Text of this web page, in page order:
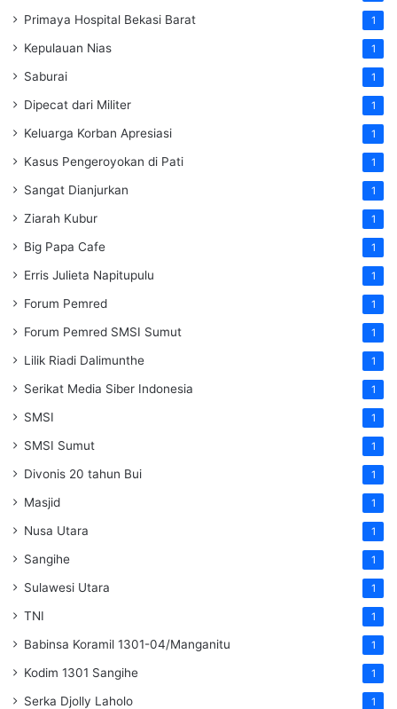
Primaya Hospital Bekasi Barat 1
Kepulauan Nias 1
Saburai 1
Dipecat dari Militer 1
Keluarga Korban Apresiasi 1
Kasus Pengeroyokan di Pati 1
Sangat Dianjurkan 1
Ziarah Kubur 1
Big Papa Cafe 1
Erris Julieta Napitupulu 1
Forum Pemred 1
Forum Pemred SMSI Sumut 1
Lilik Riadi Dalimunthe 1
Serikat Media Siber Indonesia 1
SMSI 1
SMSI Sumut 1
Divonis 20 tahun Bui 1
Masjid 1
Nusa Utara 1
Sangihe 1
Sulawesi Utara 1
TNI 1
Babinsa Koramil 1301-04/Manganitu 1
Kodim 1301 Sangihe 1
Serka Djolly Laholo 1